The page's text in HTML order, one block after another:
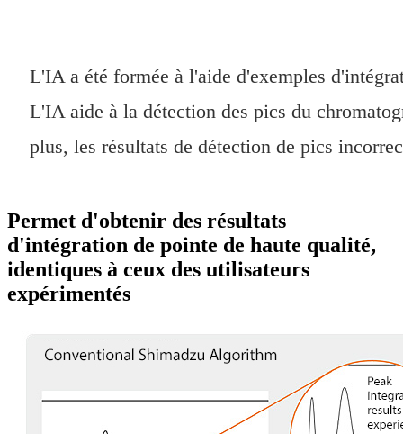
L'IA a été formée à l'aide d'exemples
L'IA aide à la détection des pics du
plus, les résultats de détection de pics
Permet d'obtenir des résultats
d'intégration de pointe de haute qualité,
identiques à ceux des utilisateurs
expérimentés